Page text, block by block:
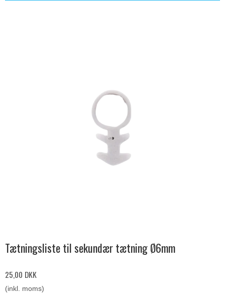
Tætningsliste til sekundær tætning Ø6mm
25,00 DKK
(inkl. moms)